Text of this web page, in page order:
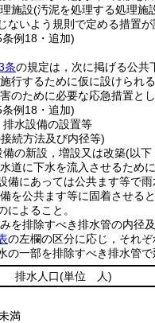
施設(汚泥を処理する処理施
ないよう規則で定める措置が
例18・追加)
条の規定は，次に掲げる公共
行するために仮に設けられ
のために必要な応急措置と
例18・追加)
排水設備の設置等
続方法及び内径等)
備の新設，増設又は改築(以下
道に下水を流入させるため
備にあっては公共ます等で
を公共ます等に固着させる
によること。
を排除すべき排水管の内径
の左欄の区分に応じ，それぞ
の一部を排除すべき排水管
排水人口(単位 人)
満